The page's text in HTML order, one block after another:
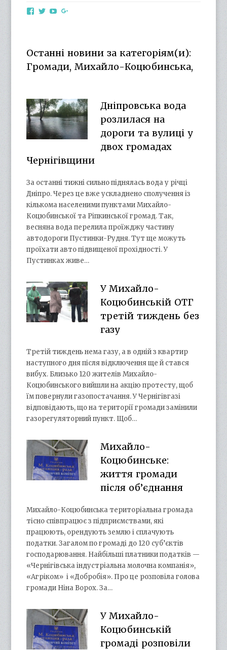
ViewViewView
YouTube
Останні новини за категоріям(и):
Громади, Михайло-Коцюбинська,
Дніпровська вода
розлилася на
дороги та вулиці у
двох громадах
Чернігівщини
За останні тижні сильно піднялась вода у річці
Дніпро. Через це вже ускладнено сполучення із
кількома населеними пунктами Михайло-
Коцюбинської та Ріпкинської громад. Так,
весняна вода перелила проїжджу частину
автодороги Пустинки-Рудня. Тут ще можуть
проїхати авто підвищеної прохідності. У
Пустинках живе…
У Михайло-
Коцюбинській ОТГ
третій тиждень без
газу
Третій тиждень нема газу, а в одній з квартир
наступного дня після відключення ще й стався
вибух. Близько 120 жителів Михайло-
Коцюбинського вийшли на акцію протесту, щоб
їм повернули газопостачання. У Чернігівгазі
відповідають, що на території громади замінили
газорегуляторний пункт. Щоб…
Михайло-
Коцюбинське:
життя громади
після об’єднання
Михайло-Коцюбинська територіальна громада
тісно співпрацює з підприємствами, які
працюють, орендують землю і сплачують
податки. Загалом по громаді до 120 суб’єктів
господарювання. Найбільші платники податків —
«Чернігівська індустріальна молочна компанія»,
«Агріком» і «Добробія». Про це розповіла голова
громади Ніна Ворох. За…
У Михайло-
Коцюбинській
громаді розповіли